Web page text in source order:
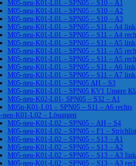
M05-neu-K01-L01 – SPN05 – S10 – A1
M05-neu-K01-L01 – SPN05 – S10 – A2
M05-neu-K01-L01 – SPN05 – S10 – A3
M05-neu-K01-L01 – SPN05 – S11 – A4
M05-neu-K01-L01 – SPN05 – S11 – A4
M05-neu-K01-L01 – SPN05 – S11 – A5
M05-neu-K01-L01 – SPN05 – S11 – A5
M05-neu-K01-L01 – SPN05 – S11 – A5
M05-neu-K01-L01 – SPN05 – S11 – A6
M05-neu-K01-L01 – SPN05 – S11 – A7
M05-neu-K01-L01 – SPN05 AH – S3
M05-neu-K01-L01 – SPN05 KV1 Unsere
M05-neu-K02-L01- SPN05 – S32 – A1
M05n-K01-L01 – SPN05 – S11 – A6 rechts
neu-K01-L02 – Lösungen
M05-neu-K01-L02 – SPN05 – AH – S4
M05-neu-K01-L02 – SPN05 – F1 –
M05-neu-K01-L02 – SPN05 – S13 – A1
M05-neu-K01-L02 – SPN05 – S13 – A2
M05-neu-K01-L02 – SPN05 – S13 – A3
M05-neu-K01-L02 – SPN05 – S13 – A3